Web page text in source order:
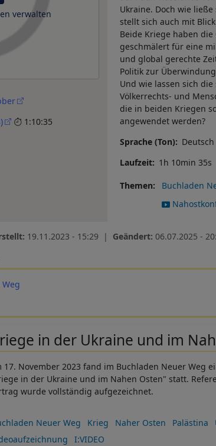
verwalten
1:10:35
Ukraine. Doch wie
stellt sich auch mit
Beide Kriege haben
geschmälert für eine
und global gerechte
Politik zur
Und wie lassen sich
Völkerrechts- und
die in beiden Kriegen
angewendet werden?
Sprache (Ton)
Deutsch
Laufzeit
1h 10min 35s
Themen Buchladen
19.11.2023 - 15:29 | Geändert: 06.07.2025 -
in der Ukraine und im
17. November 2023 fand im Buchladen Neuer Weg
in der Ukraine und im Nahen Osten" statt.
wurde vollständig aufgezeichnet.
Neuer Weg Krieg Naher Osten Palästina
I:VIDEO